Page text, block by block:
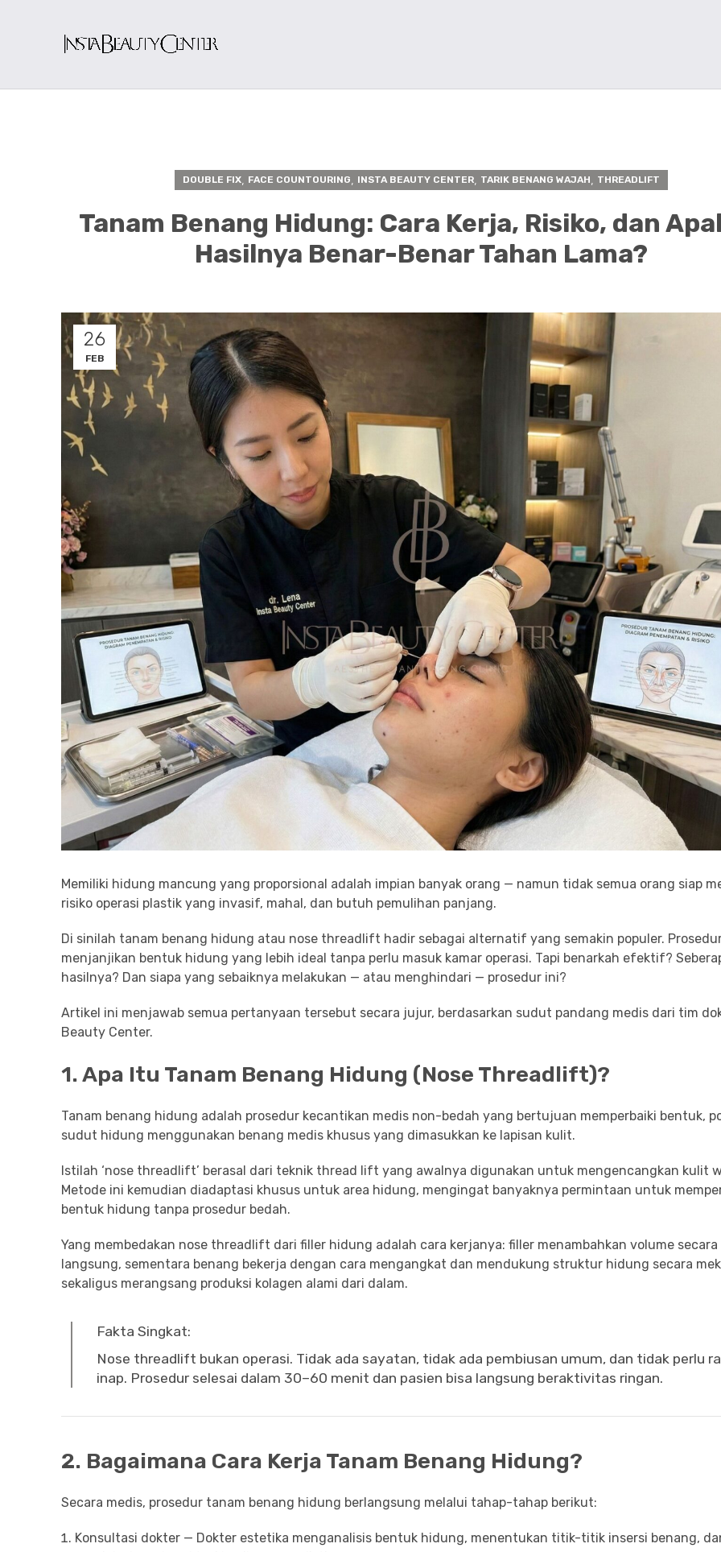
DOUBLE FIX, FACE COUNTOURING, INSTA BEAUTY CENTER, TARIK BENANG WAJAH, THREADLIFT
Tanam Benang Hidung: Cara Kerja, Risiko, dan
Hasilnya Benar-Benar Tahan Lama?
26
FEB
Memiliki hidung mancung yang proporsional adalah impian banyak orang — namun tidak semua orang siap
risiko operasi plastik yang invasif, mahal, dan butuh pemulihan panjang.
Di sinilah tanam benang hidung atau nose threadlift hadir sebagai alternatif yang semakin populer.
menjanjikan bentuk hidung yang lebih ideal tanpa perlu masuk kamar operasi. Tapi benarkah efektif?
hasilnya? Dan siapa yang sebaiknya melakukan — atau menghindari — prosedur ini?
Artikel ini menjawab semua pertanyaan tersebut secara jujur, berdasarkan sudut pandang medis dari tim
Beauty Center.
1. Apa Itu Tanam Benang Hidung (Nose Threadlift)?
Tanam benang hidung adalah prosedur kecantikan medis non-bedah yang bertujuan memperbaiki bentuk,
sudut hidung menggunakan benang medis khusus yang dimasukkan ke lapisan kulit.
Istilah ‘nose threadlift’ berasal dari teknik thread lift yang awalnya digunakan untuk mengencangkan kulit
Metode ini kemudian diadaptasi khusus untuk area hidung, mengingat banyaknya permintaan untuk
bentuk hidung tanpa prosedur bedah.
Yang membedakan nose threadlift dari filler hidung adalah cara kerjanya: filler menambahkan volume secara
langsung, sementara benang bekerja dengan cara mengangkat dan mendukung struktur hidung secara
sekaligus merangsang produksi kolagen alami dari dalam.
Fakta Singkat:
Nose threadlift bukan operasi. Tidak ada sayatan, tidak ada pembiusan umum, dan tidak perlu
inap. Prosedur selesai dalam 30–60 menit dan pasien bisa langsung beraktivitas ringan.
2. Bagaimana Cara Kerja Tanam Benang Hidung?
Secara medis, prosedur tanam benang hidung berlangsung melalui tahap-tahap berikut:
Konsultasi dokter — Dokter estetika menganalisis bentuk hidung, menentukan titik-titik insersi benang,